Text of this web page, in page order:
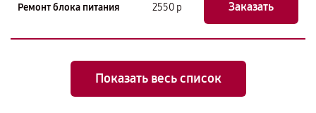
Ремонт блока питания 2550 р Заказать
Показать весь список